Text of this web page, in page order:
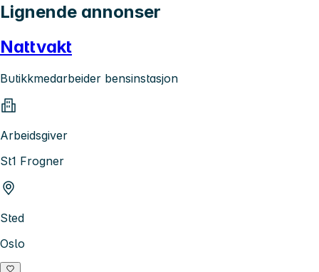
Lignende annonser
Nattvakt
Butikkmedarbeider bensinstasjon
Arbeidsgiver
St1 Frogner
Sted
Oslo